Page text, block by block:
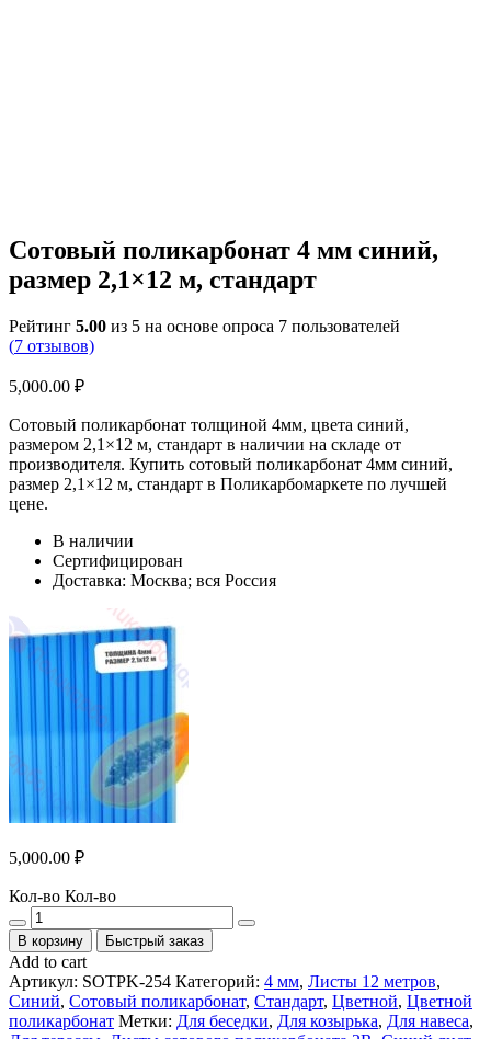
Сотовый поликарбонат 4 мм синий,
размер 2,1×12 м, стандарт
Рейтинг 5.00 из 5 на основе опроса 7 пользователей
(7 отзывов)
5,000.00 ₽
Сотовый поликарбонат толщиной 4мм, цвета синий,
размером 2,1×12 м, стандарт в наличии на складе от
производителя. Купить сотовый поликарбонат 4мм синий,
размер 2,1×12 м, стандарт в Поликарбомаркете по лучшей
цене.
В наличии
Сертифицирован
Доставка: Москва; вся Россия
5,000.00 ₽
Кол-во Кол-во
В корзину Быстрый заказ
Add to cart
Артикул: SOTPK-254 Категорий: 4 мм, Листы 12 метров,
Синий, Сотовый поликарбонат, Стандарт, Цветной, Цветной
поликарбонат Метки: Для беседки, Для козырька, Для навеса,